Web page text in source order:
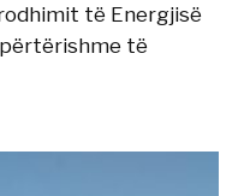
të Energjisë
të